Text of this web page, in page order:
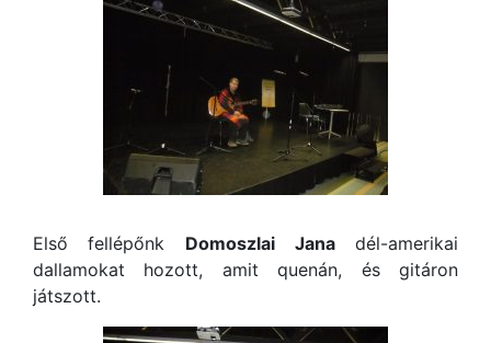
Első fellépőnk Domoszlai Janadél-amerikai
dallamokat hozott, amit quenán, és gitáron
játszott.